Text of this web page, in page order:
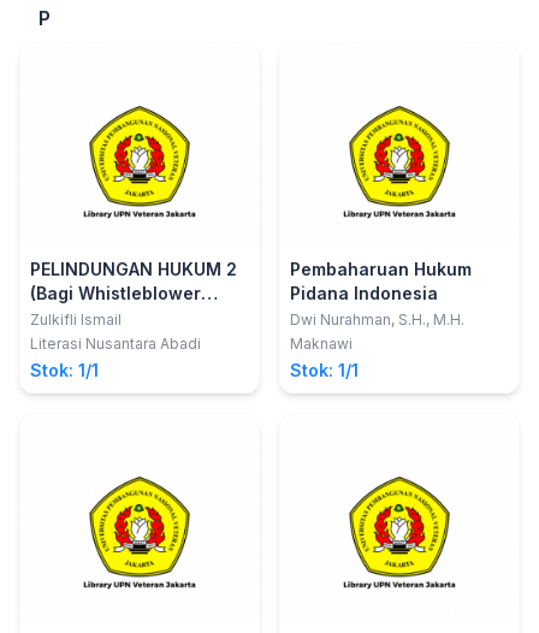
P
PELINDUNGAN HUKUM 2
(Bagi Whistleblower
dalam Perkara Pidana)
Zulkifli Ismail
Literasi Nusantara Abadi
Stok: 1/1
Pembaharuan Hukum
Pidana Indonesia
Dwi Nurahman, S.H., M.H.
Maknawi
Stok: 1/1